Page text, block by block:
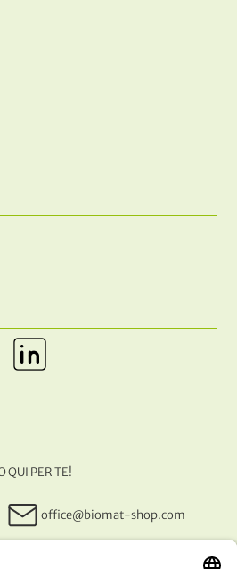
QUI PER TE!
office@biomat-shop.com